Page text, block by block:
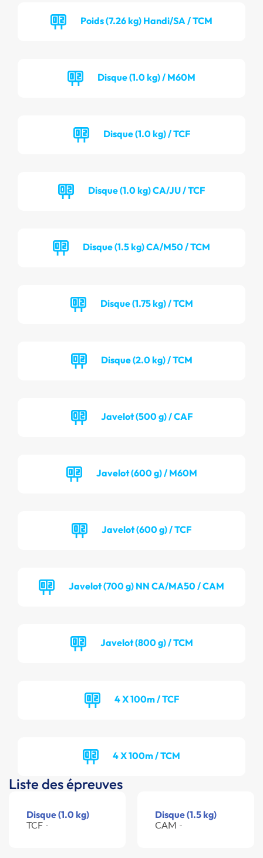
Poids (7.26 kg) Handi/SA / TCM
Disque (1.0 kg) / M60M
Disque (1.0 kg) / TCF
Disque (1.0 kg) CA/JU / TCF
Disque (1.5 kg) CA/M50 / TCM
Disque (1.75 kg) / TCM
Disque (2.0 kg) / TCM
Javelot (500 g) / CAF
Javelot (600 g) / M60M
Javelot (600 g) / TCF
Javelot (700 g) NN CA/MA50 / CAM
Javelot (800 g) / TCM
4 X 100m / TCF
4 X 100m / TCM
Liste des épreuves
Disque (1.0 kg)
TCF -
Disque (1.5 kg)
CAM -